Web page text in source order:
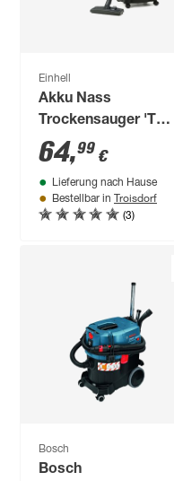
Einhell
Akku Nass
Trockensauger 'TC-
VC 18/20 Li Solo
Power X-Change'
64,99 €
Lieferung nach Hause
Bestellbar in Troisdorf
(3)
Bosch
Bosch